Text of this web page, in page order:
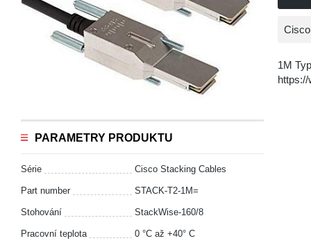
PARAMETRY PRODUKTU
Série Cisco Stacking Cables
Part number STACK-T2-1M=
Stohování StackWise-160/8
Pracovní teplota 0 °C až +40° C
1M